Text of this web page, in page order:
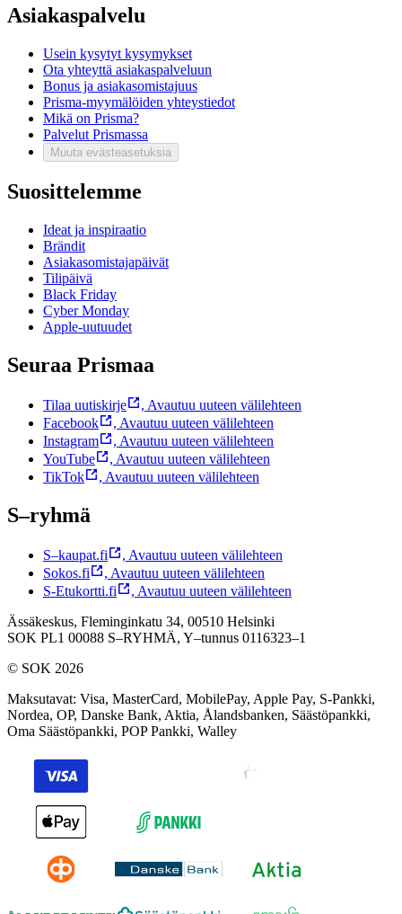
Asiakaspalvelu
Usein kysytyt kysymykset
Ota yhteyttä asiakaspalveluun
Bonus ja asiakasomistajuus
Prisma-myymälöiden yhteystiedot
Mikä on Prisma?
Palvelut Prismassa
Muuta evästeasetuksia
Suosittelemme
Ideat ja inspiraatio
Brändit
Asiakasomistajapäivät
Tilipäivä
Black Friday
Cyber Monday
Apple-uutuudet
Seuraa Prismaa
Tilaa uutiskirje , Avautuu uuteen välilehteen
Facebook
, Avautuu uuteen välilehteen
Instagram
, Avautuu uuteen välilehteen
YouTube
, Avautuu uuteen välilehteen
TikTok
, Avautuu uuteen välilehteen
S–ryhmä
S–kaupat.fi , Avautuu uuteen välilehteen
Sokos.fi
, Avautuu uuteen välilehteen
S-Etukortti.fi
, Avautuu uuteen välilehteen
Ässäkeskus, Fleminginkatu 34, 00510 Helsinki
SOK PL1 00088 S–RYHMÄ, Y–tunnus 0116323–1
© SOK 2026
Maksutavat: Visa, MasterCard, MobilePay, Apple Pay, S-Pankki,
Nordea, OP, Danske Bank, Aktia, Ålandsbanken, Säästöpankki,
Oma Säästöpankki, POP Pankki, Walley